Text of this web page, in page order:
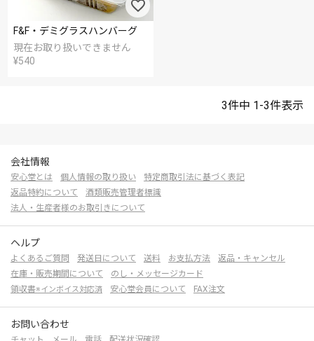
F&F・デミグラスハンバーグ
現在お取り扱いできません
¥540
3件中 1-3件表示
会社情報
安心堂とは 個人情報の取り扱い
特定商取引法に基づく表記
返品特約について
酒類販売管理者標識
法人・生産者様のお取引きについて
ヘルプ
よくあるご質問 発送日について 送料 お支払方法
返品・キャンセル
在庫・販売期間について
のし・メッセージカード
領収書※インボイス対応済 安心堂会員について FAX注文
お問い合わせ